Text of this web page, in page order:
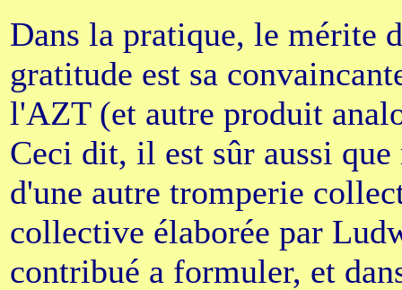
Dans la pratique, le mérite
gratitude est sa
l'AZT (et autre produit
Ceci dit, il est sûr aussi
d'une autre tromperie
collective élaborée par
contribué a formuler, et